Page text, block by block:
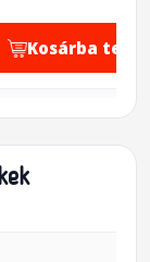
Kosárba